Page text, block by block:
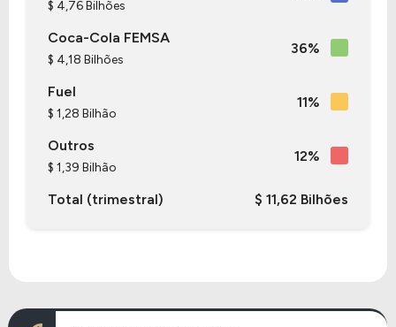
$ 4,76 Bilhões
Coca-Cola FEMSA
$ 4,18 Bilhões
36%
Fuel
$ 1,28 Bilhão
11%
Outros
$ 1,39 Bilhão
12%
Total (trimestral) $ 11,62 Bilhões